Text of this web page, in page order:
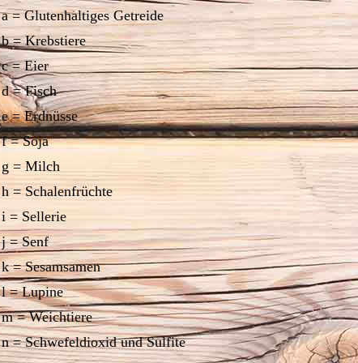
a = Glutenhaltiges Getreide
b = Krebstiere
c = Eier
d = Fisch
e = Erdnüsse
f = Soja
g = Milch
h = Schalenfrüchte
i = Sellerie
j = Senf
k = Sesamsamen
l = Lupine
m = Weichtiere
n = Schwefeldioxid und Sulfite